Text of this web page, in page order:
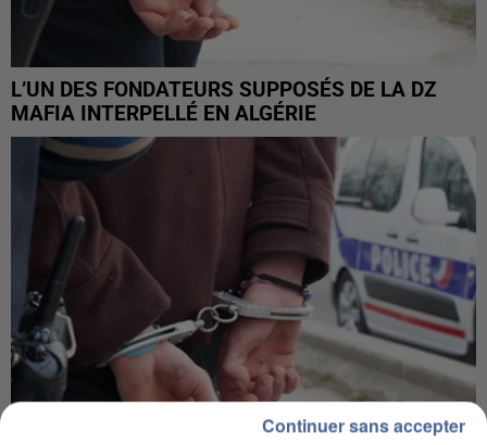
L’UN DES FONDATEURS SUPPOSÉS DE LA DZ
MAFIA INTERPELLÉ EN ALGÉRIE
Continuer sans accepter